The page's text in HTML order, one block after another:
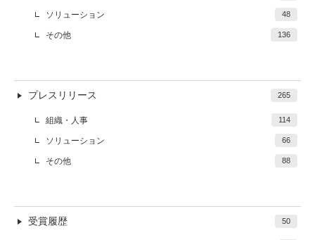
ソリューション 48
その他 136
プレスリリース 265
組織・人事 114
ソリューション 66
その他 88
受賞履歴 50